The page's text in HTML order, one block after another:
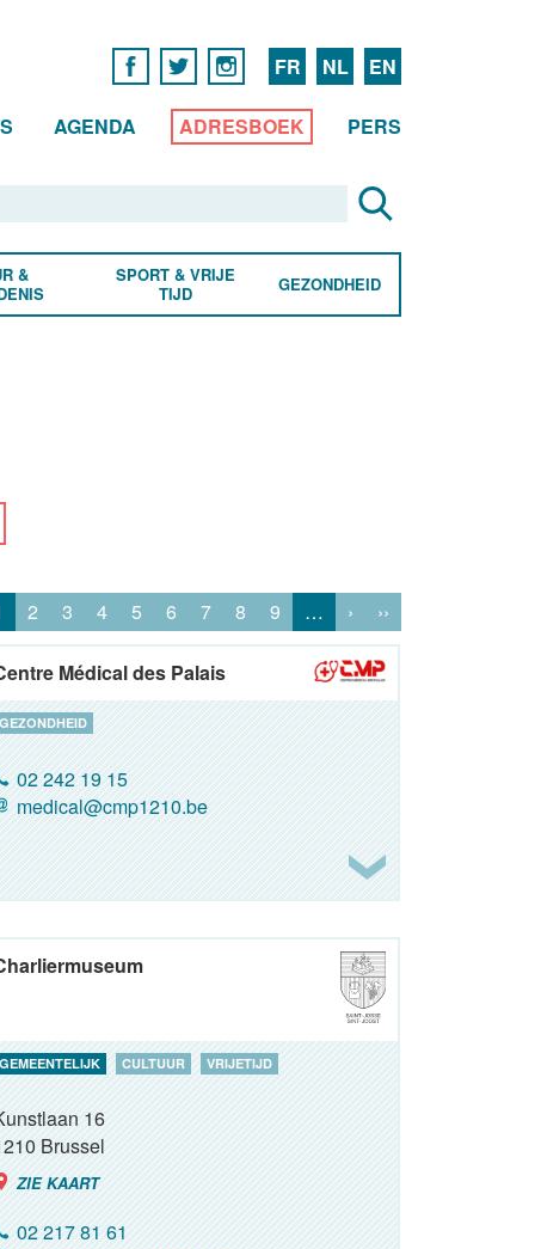
FR NL EN
AGENDA ADRESBOEK PERS
&
SPORT & VRIJE
TIJD
GEZONDHEID
2 3 4 5 6 7 8 9 … › ››
Médical des Palais
GEZONDHEID
02 242 19 15
medical@cmp1210.be
GEMEENTELIJK CULTUUR VRIJETIJD
16
Brussel
ZIE KAART
02 217 81 61